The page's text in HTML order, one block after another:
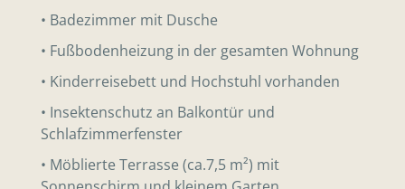
• Badezimmer mit Dusche
• Fußbodenheizung in der gesamten Wohnung
• Kinderreisebett und Hochstuhl vorhanden
• Insektenschutz an Balkontür und
Schlafzimmerfenster
• Möblierte Terrasse (ca.7,5 m²) mit